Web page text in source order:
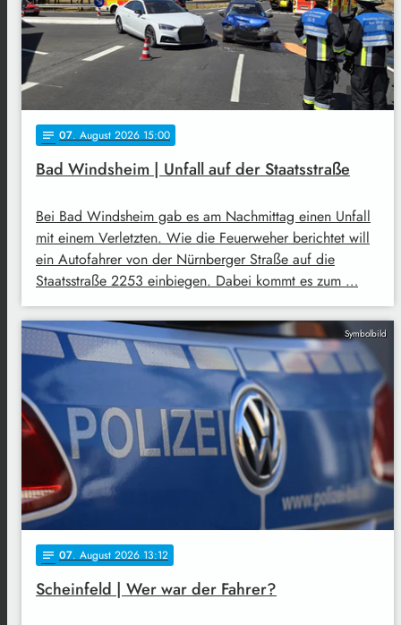
notes 07. August 2026 15:00
Bad Windsheim | Unfall auf der Staatsstraße
Bei Bad Windsheim gab es am Nachmittag einen Unfall
mit einem Verletzten. Wie die Feuerweher berichtet will
ein Autofahrer von der Nürnberger Straße auf die
Staatsstraße 2253 einbiegen. Dabei kommt es zum …
Symbolbild
notes 07. August 2026 13:12
Scheinfeld | Wer war der Fahrer?